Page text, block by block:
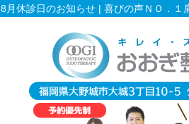
8月休診日のお知らせ | 喜びの声ＮＯ．１